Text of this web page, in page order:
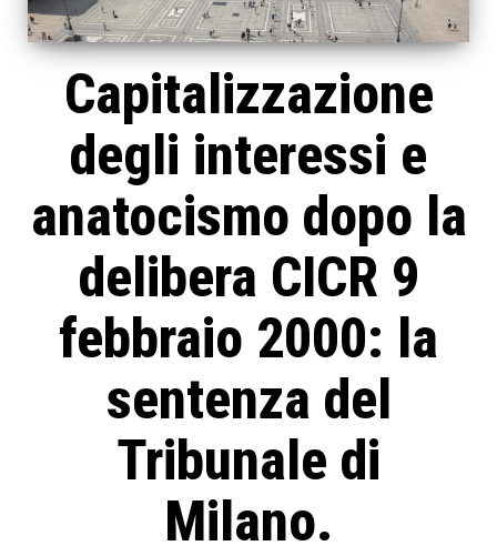
Capitalizzazione
degli interessi e
anatocismo dopo la
delibera CICR 9
febbraio 2000: la
sentenza del
Tribunale di
Milano.